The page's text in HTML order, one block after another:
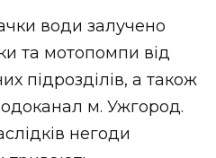
води залучено
та мотопомпи від
підрозділів, а також
м. Ужгород.
негоди